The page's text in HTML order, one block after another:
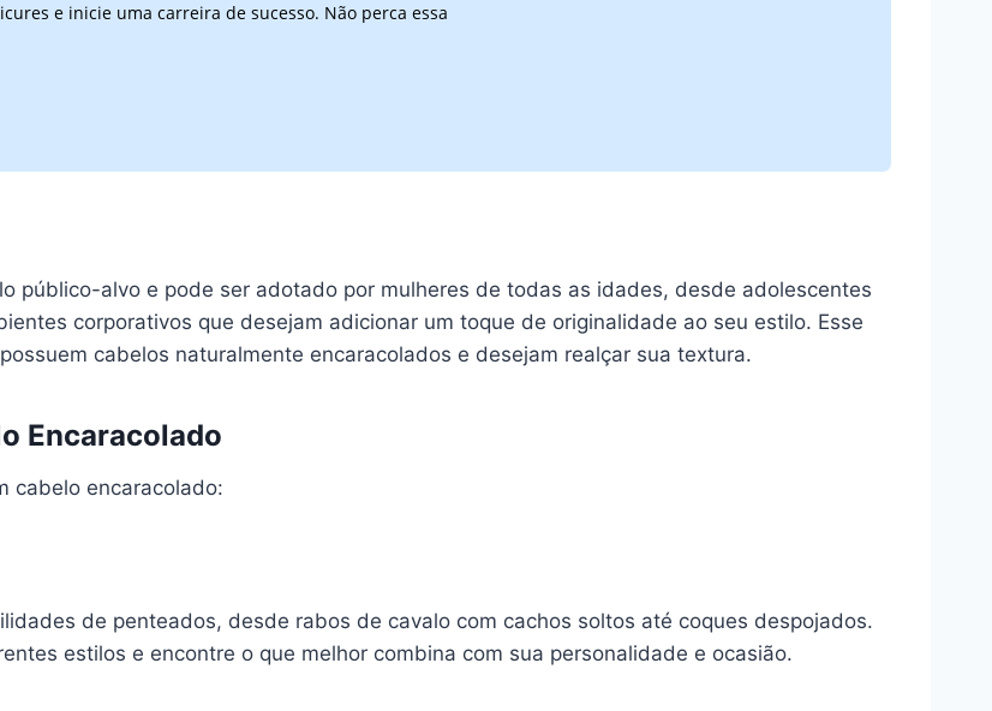
e inicie uma carreira de sucesso. Não perca essa
público-alvo e pode ser adotado por mulheres de todas as idades, desde adolescentes
corporativos que desejam adicionar um toque de originalidade ao seu estilo. Esse
cabelos naturalmente encaracolados e desejam realçar sua textura.
Encaracolado
cabelo encaracolado:
de penteados, desde rabos de cavalo com cachos soltos até coques despojados.
estilos e encontre o que melhor combina com sua personalidade e ocasião.